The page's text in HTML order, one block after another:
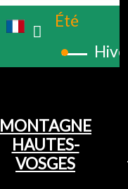
Été
Hiver
MONTAGNE
HAUTES-
VOSGES